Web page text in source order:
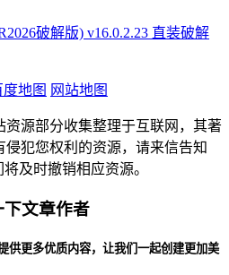
破解版) v16.0.2.23 直装破解
度地图 网站地图
源部分收集整理于互联网，其著
犯您权利的资源，请来信告知
将及时撤销相应资源。
文章作者
供更多优质内容，让我们一起创建更加美